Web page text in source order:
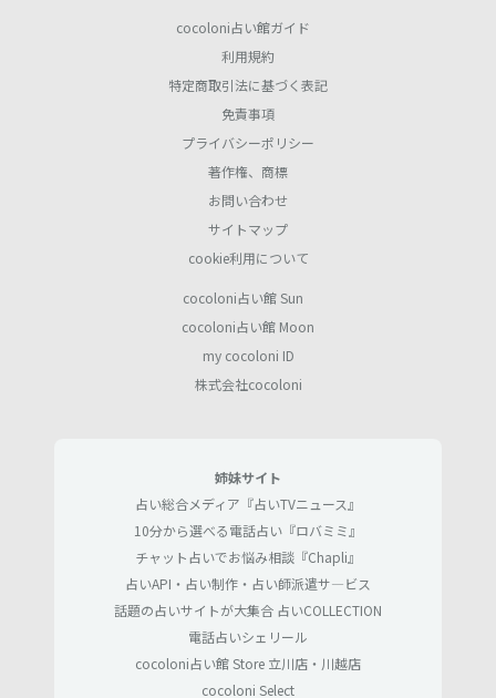
cocoloni占い館ガイド
利用規約
特定商取引法に基づく表記
免責事項
プライバシーポリシー
著作権、商標
お問い合わせ
サイトマップ
cookie利用について
cocoloni占い館 Sun
cocoloni占い館 Moon
my cocoloni ID
株式会社cocoloni
姉妹サイト
占い総合メディア『占いTVニュース』
10分から選べる電話占い『ロバミミ』
チャット占いでお悩み相談『Chapli』
占いAPI・占い制作・占い師派遣サ―ビス
話題の占いサイトが大集合 占いCOLLECTION
電話占いシェリール
cocoloni占い館 Store 立川店・川越店
cocoloni Select